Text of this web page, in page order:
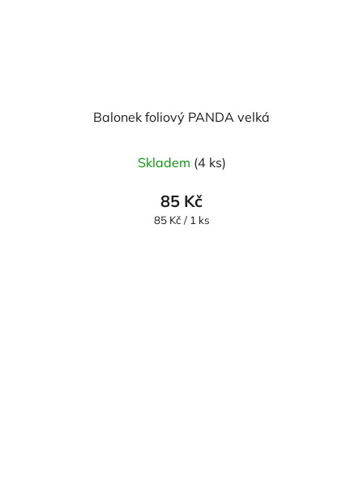
Balonek foliový PANDA velká
Skladem (4 ks)
85 Kč
Měrná
85 Kč / 1 ks